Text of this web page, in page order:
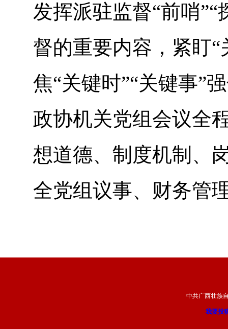
发挥派驻监督“前哨
督的重要内容，紧盯
焦“关键时”“关键事”
政协机关党组会议全
想道德、制度机制、
全党组议事、财务管
中共广西壮族
我要投